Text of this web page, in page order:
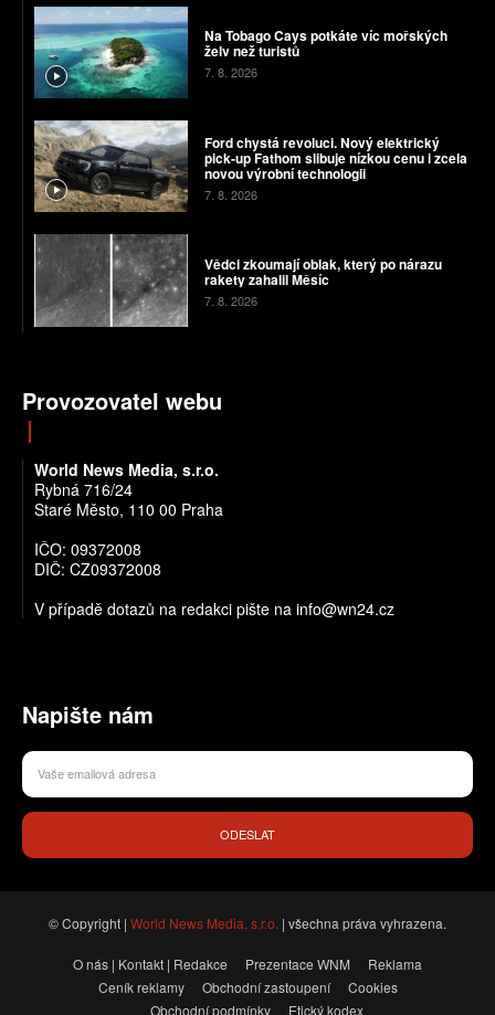
Na Tobago Cays potkáte víc mořských
želv než turistů
7. 8. 2026
Ford chystá revoluci. Nový elektrický
pick-up Fathom slibuje nízkou cenu i zcela
novou výrobní technologii
7. 8. 2026
Vědci zkoumají oblak, který po nárazu
rakety zahalil Měsíc
7. 8. 2026
Provozovatel webu
World News Media, s.r.o.
Rybná 716/24
Staré Město, 110 00 Praha
IČO: 09372008
DIČ: CZ09372008
V případě dotazů na redakci pište na info@wn24.cz
Napište nám
ODESLAT
© Copyright | World News Media, s.r.o. | všechna práva vyhrazena.
O nás | Kontakt | Redakce Prezentace WNM
Reklama
Ceník reklamy
Obchodní zastoupení
Cookies
Obchodní podmínky
Etický kodex